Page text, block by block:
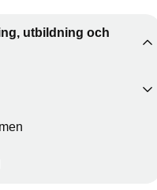
utbildning och